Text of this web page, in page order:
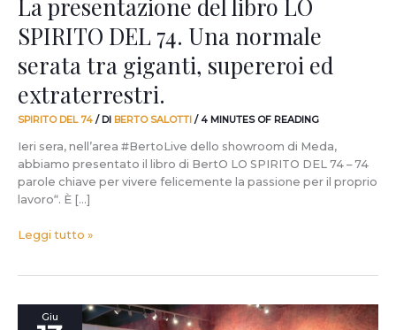
La presentazione del libro LO
SPIRITO DEL 74. Una normale
serata tra giganti, supereroi ed
extraterrestri.
SPIRITO DEL 74 / DI BERTO SALOTTI /4 MINUTES OF READING
Ieri sera, nell’area #BertoLive dello showroom di Meda,
abbiamo presentato il libro di BertO LO SPIRITO DEL 74 – 74
parole chiave per vivere felicemente la passione per il proprio
lavoro“. È […]
supereroi
ed
extraterrestri.
Leggi tutto »
Giu